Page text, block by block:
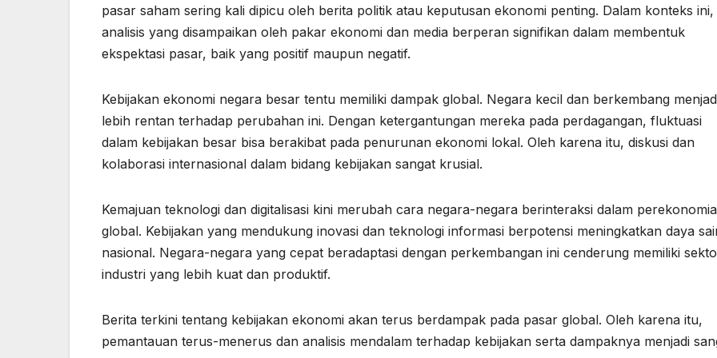
pasar saham sering kali dipicu oleh berita politik atau keputusan ekonomi penting. Dalam konteks ini,
analisis yang disampaikan oleh pakar ekonomi dan media berperan signifikan dalam membentuk
ekspektasi pasar, baik yang positif maupun negatif.
Kebijakan ekonomi negara besar tentu memiliki dampak global. Negara kecil dan berkembang
lebih rentan terhadap perubahan ini. Dengan ketergantungan mereka pada perdagangan, fluktuasi
dalam kebijakan besar bisa berakibat pada penurunan ekonomi lokal. Oleh karena itu, diskusi dan
kolaborasi internasional dalam bidang kebijakan sangat krusial.
Kemajuan teknologi dan digitalisasi kini merubah cara negara-negara berinteraksi dalam
global. Kebijakan yang mendukung inovasi dan teknologi informasi berpotensi meningkatkan daya
nasional. Negara-negara yang cepat beradaptasi dengan perkembangan ini cenderung memiliki
industri yang lebih kuat dan produktif.
Berita terkini tentang kebijakan ekonomi akan terus berdampak pada pasar global. Oleh karena itu,
pemantauan terus-menerus dan analisis mendalam terhadap kebijakan serta dampaknya menjadi